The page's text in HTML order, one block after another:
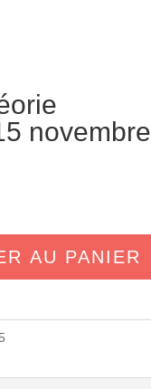
novembre
AU PANIER